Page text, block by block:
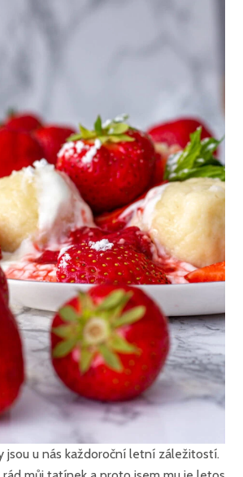
jsou u nás každoroční letní záležitostí.